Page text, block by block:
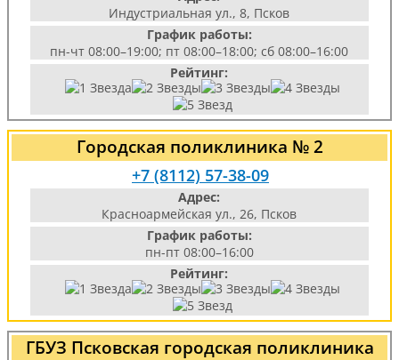
Индустриальная ул., 8, Псков
График работы:
пн-чт 08:00–19:00; пт 08:00–18:00; сб 08:00–16:00
Рейтинг:
Городская поликлиника № 2
+7 (8112) 57-38-09
Адрес:
Красноармейская ул., 26, Псков
График работы:
пн-пт 08:00–16:00
Рейтинг:
ГБУЗ Псковская городская поликлиника